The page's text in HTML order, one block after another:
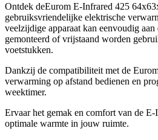
Ontdek deEurom E-Infrared 425
gebruiksvriendelijke elektrische
veelzijdige apparaat kan eenvoudig
gemonteerd of vrijstaand worden
voetstukken.
Dankzij de compatibiliteit met de
verwarming op afstand bedienen en
weektimer.
Ervaar het gemak en comfort van de
optimale warmte in jouw ruimte.